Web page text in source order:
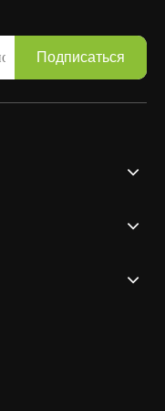
Подписаться